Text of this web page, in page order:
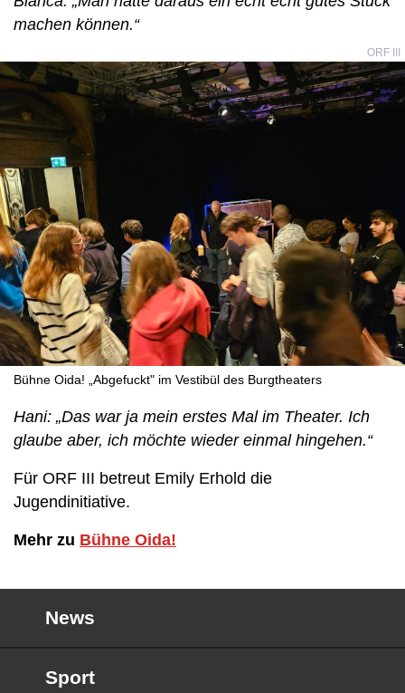
machen können.“
ORF III
Bühne Oida! „Abgefuckt" im Vestibül des Burgtheaters
Hani: „Das war ja mein erstes Mal im Theater. Ich
glaube aber, ich möchte wieder einmal hingehen.“
Für ORF III betreut Emily Erhold die
Jugendinitiative.
Mehr zu Bühne Oida!
News
Sport